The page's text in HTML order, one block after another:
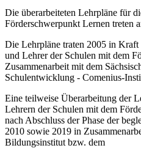
Die überarbeiteten Lehrpläne für
Förderschwerpunkt Lernen treten
Die Lehrpläne traten 2005 in
und Lehrer der Schulen mit dem
Zusammenarbeit mit dem
Schulentwicklung - Comenius-
Eine teilweise Überarbeitung der
Lehrern der Schulen mit dem
nach Abschluss der Phase der
2010 sowie 2019 in
Bildungsinstitut bzw. dem